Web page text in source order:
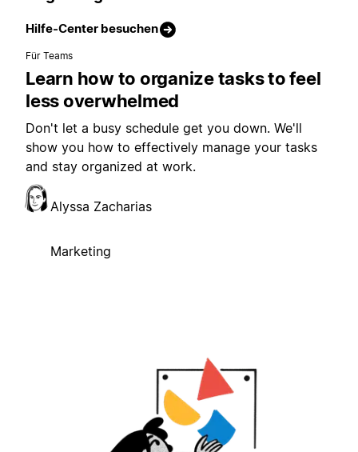
Hilfe-Center besuchen
Für Teams
Learn how to organize tasks to feel
less overwhelmed
Don't let a busy schedule get you down. We'll
show you how to effectively manage your tasks
and stay organized at work.
Alyssa Zacharias
Marketing